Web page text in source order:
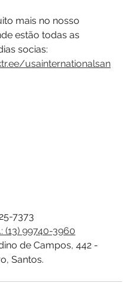
mais no nosso
estão todas as
socias:
usainternationalsan
7373
(13) 99740-3960
de Campos, 442 -
Santos.